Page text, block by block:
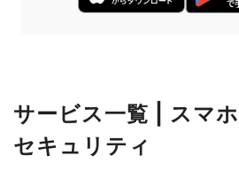
サービス一覧 | スマ
セキュリティ